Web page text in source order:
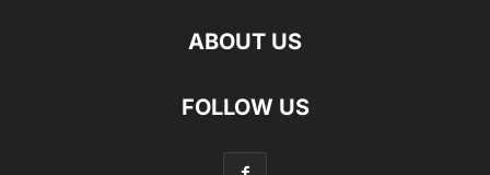
ABOUT US
FOLLOW US